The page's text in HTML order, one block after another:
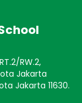
RW.2,
Jakarta
Jakarta 11630.